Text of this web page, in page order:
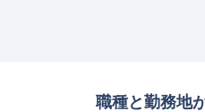
職種と勤務地